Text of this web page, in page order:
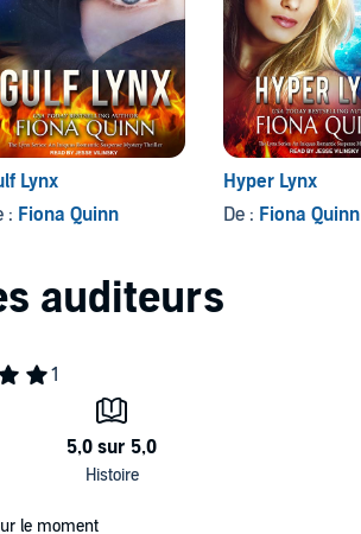
Lynx
: Fiona Quinn
Hyper Lynx
De : Fiona Quinn
le moment